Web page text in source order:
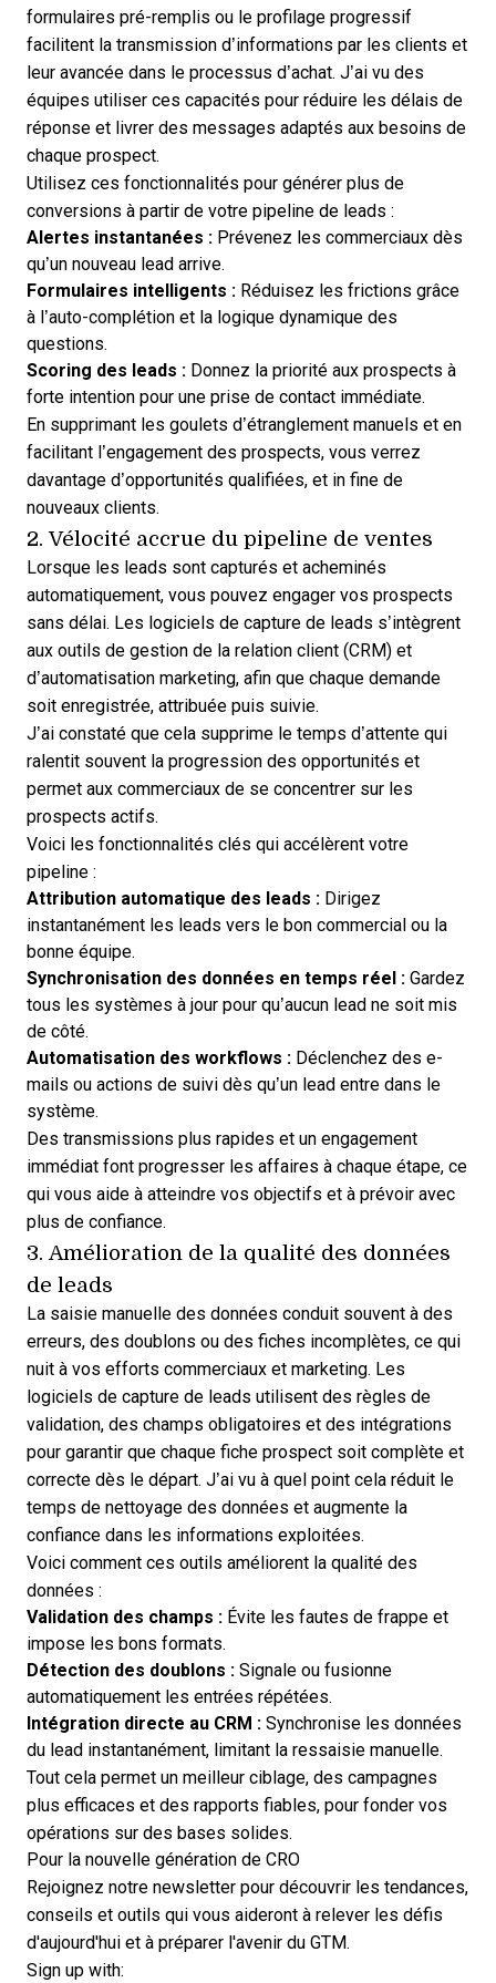
formulaires pré-remplis ou le profilage progressif
facilitent la transmission d’informations par les clients et
leur avancée dans le processus d’achat. J’ai vu des
équipes utiliser ces capacités pour réduire les délais de
réponse et livrer des messages adaptés aux besoins de
chaque prospect.
Utilisez ces fonctionnalités pour générer plus de
conversions à partir de votre pipeline de leads :
Alertes instantanées : Prévenez les commerciaux dès
qu’un nouveau lead arrive.
Formulaires intelligents : Réduisez les frictions grâce
à l’auto-complétion et la logique dynamique des
questions.
Scoring des leads : Donnez la priorité aux prospects à
forte intention pour une prise de contact immédiate.
En supprimant les goulets d’étranglement manuels et en
facilitant l’engagement des prospects, vous verrez
davantage d’opportunités qualifiées, et in fine de
nouveaux clients.
2. Vélocité accrue du pipeline de ventes
Lorsque les leads sont capturés et acheminés
automatiquement, vous pouvez engager vos prospects
sans délai. Les logiciels de capture de leads s’intègrent
aux outils de gestion de la relation client (CRM) et
d’automatisation marketing, afin que chaque demande
soit enregistrée, attribuée puis suivie.
J’ai constaté que cela supprime le temps d’attente qui
ralentit souvent la progression des opportunités et
permet aux commerciaux de se concentrer sur les
prospects actifs.
Voici les fonctionnalités clés qui accélèrent votre
pipeline :
Attribution automatique des leads : Dirigez
instantanément les leads vers le bon commercial ou la
bonne équipe.
Synchronisation des données en temps réel : Gardez
tous les systèmes à jour pour qu’aucun lead ne soit mis
de côté.
Automatisation des workflows : Déclenchez des e-
mails ou actions de suivi dès qu’un lead entre dans le
système.
Des transmissions plus rapides et un engagement
immédiat font progresser les affaires à chaque étape, ce
qui vous aide à atteindre vos objectifs et à prévoir avec
plus de confiance.
3. Amélioration de la qualité des données
de leads
La saisie manuelle des données conduit souvent à des
erreurs, des doublons ou des fiches incomplètes, ce qui
nuit à vos efforts commerciaux et marketing. Les
logiciels de capture de leads utilisent des règles de
validation, des champs obligatoires et des intégrations
pour garantir que chaque fiche prospect soit complète et
correcte dès le départ. J’ai vu à quel point cela réduit le
temps de nettoyage des données et augmente la
confiance dans les informations exploitées.
Voici comment ces outils améliorent la qualité des
données :
Validation des champs : Évite les fautes de frappe et
impose les bons formats.
Détection des doublons : Signale ou fusionne
automatiquement les entrées répétées.
Intégration directe au CRM : Synchronise les données
du lead instantanément, limitant la ressaisie manuelle.
Tout cela permet un meilleur ciblage, des campagnes
plus efficaces et des rapports fiables, pour fonder vos
opérations sur des bases solides.
Pour la nouvelle génération de CRO
Rejoignez notre newsletter pour découvrir les tendances,
conseils et outils qui vous aideront à relever les défis
d'aujourd'hui et à préparer l'avenir du GTM.
Sign up with: